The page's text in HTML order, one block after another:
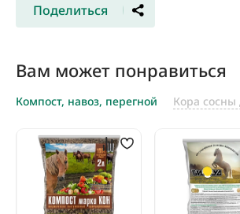
Поделиться
Вам может понравиться
Компост, навоз, перегной Кора сосны